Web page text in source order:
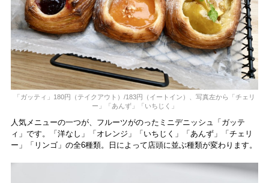
「ガッティ」180円（テイクアウト）/183円（イートイン）、写真左から「チェリ
ー」「あんず」「いちじく」
人気メニューの一つが、フルーツがのったミニデニッシュ「ガッテ
ィ」です。「洋なし」「オレンジ」「いちじく」「あんず」「チェリ
ー」「リンゴ」の全6種類。日によって店頭に並ぶ種類が変わります。